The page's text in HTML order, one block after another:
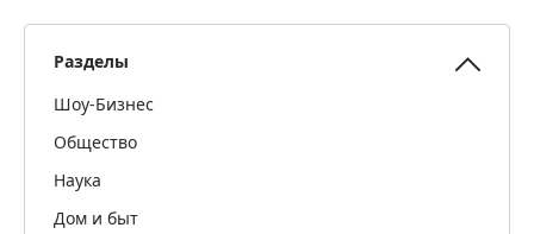
Разделы
Шоу-Бизнес
Общество
Наука
Дом и быт